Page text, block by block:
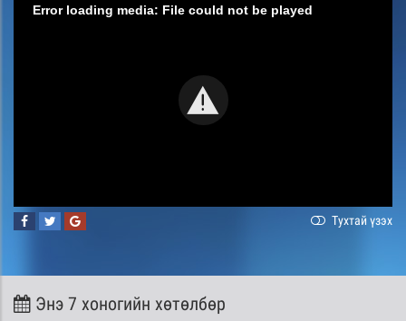
Error loading media: File could not be played
Тухтай үзэх
Энэ 7 хоногийн хөтөлбөр